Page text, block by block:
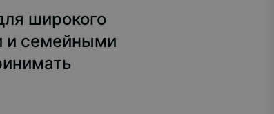
широкого
и семейными